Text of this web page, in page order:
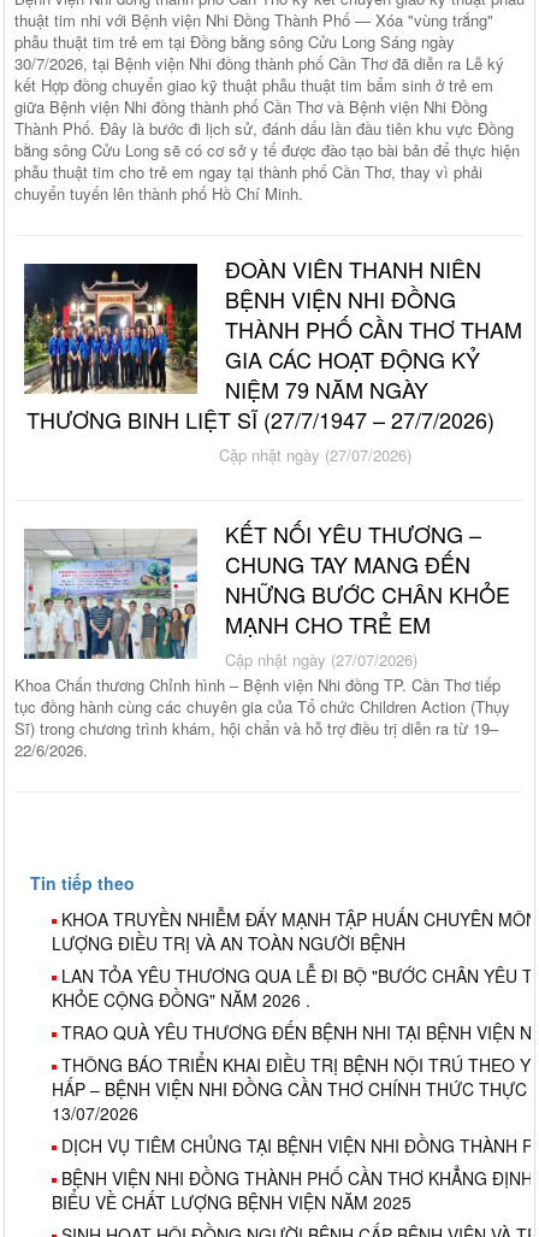
thuật tim nhi với Bệnh viện Nhi Đồng Thành Phố — Xóa "vùng trắng"
phẫu thuật tim trẻ em tại Đồng bằng sông Cửu Long Sáng ngày
30/7/2026, tại Bệnh viện Nhi đồng thành phố Cần Thơ đã diễn ra Lễ ký
kết Hợp đồng chuyển giao kỹ thuật phẫu thuật tim bẩm sinh ở trẻ em
giữa Bệnh viện Nhi đồng thành phố Cần Thơ và Bệnh viện Nhi Đồng
Thành Phố. Đây là bước đi lịch sử, đánh dấu lần đầu tiên khu vực Đồng
bằng sông Cửu Long sẽ có cơ sở y tế được đào tạo bài bản để thực hiện
phẫu thuật tim cho trẻ em ngay tại thành phố Cần Thơ, thay vì phải
chuyển tuyến lên thành phố Hồ Chí Minh.
ĐOÀN VIÊN THANH NIÊN
BỆNH VIỆN NHI ĐỒNG
THÀNH PHỐ CẦN THƠ THAM
GIA CÁC HOẠT ĐỘNG KỶ
NIỆM 79 NĂM NGÀY
THƯƠNG BINH LIỆT SĨ (27/7/1947 – 27/7/2026)
Cập nhật ngày (27/07/2026)
KẾT NỐI YÊU THƯƠNG –
CHUNG TAY MANG ĐẾN
NHỮNG BƯỚC CHÂN KHỎE
MẠNH CHO TRẺ EM
Cập nhật ngày (27/07/2026)
Khoa Chấn thương Chỉnh hình – Bệnh viện Nhi đồng TP. Cần Thơ tiếp
tục đồng hành cùng các chuyên gia của Tổ chức Children Action (Thụy
Sĩ) trong chương trình khám, hội chẩn và hỗ trợ điều trị diễn ra từ 19–
22/6/2026.
Tin tiếp theo
KHOA TRUYỀN NHIỄM ĐẨY MẠNH TẬP HUẤN CHUYÊN
LƯỢNG ĐIỀU TRỊ VÀ AN TOÀN NGƯỜI BỆNH
LAN TỎA YÊU THƯƠNG QUA LỄ ĐI BỘ "BƯỚC CHÂN YÊU
KHỎE CỘNG ĐỒNG" NĂM 2026 .
TRAO QUÀ YÊU THƯƠNG ĐẾN BỆNH NHI TẠI BỆNH VIỆN
THÔNG BÁO TRIỂN KHAI ĐIỀU TRỊ BỆNH NỘI TRÚ THEO
HẤP – BỆNH VIỆN NHI ĐỒNG CẦN THƠ CHÍNH THỨC THỰC
13/07/2026
DỊCH VỤ TIÊM CHỦNG TẠI BỆNH VIỆN NHI ĐỒNG THÀNH
BỆNH VIỆN NHI ĐỒNG THÀNH PHỐ CẦN THƠ KHẲNG
BIỂU VỀ CHẤT LƯỢNG BỆNH VIỆN NĂM 2025